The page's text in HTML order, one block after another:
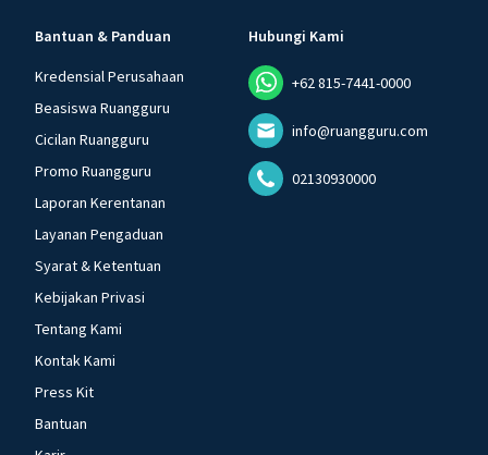
Bantuan & Panduan
Kredensial Perusahaan
Beasiswa Ruangguru
Cicilan Ruangguru
Promo Ruangguru
Laporan Kerentanan
Layanan Pengaduan
Syarat & Ketentuan
Kebijakan Privasi
Tentang Kami
Kontak Kami
Press Kit
Bantuan
Hubungi Kami
+62 815-7441-0000
info@ruangguru.com
02130930000